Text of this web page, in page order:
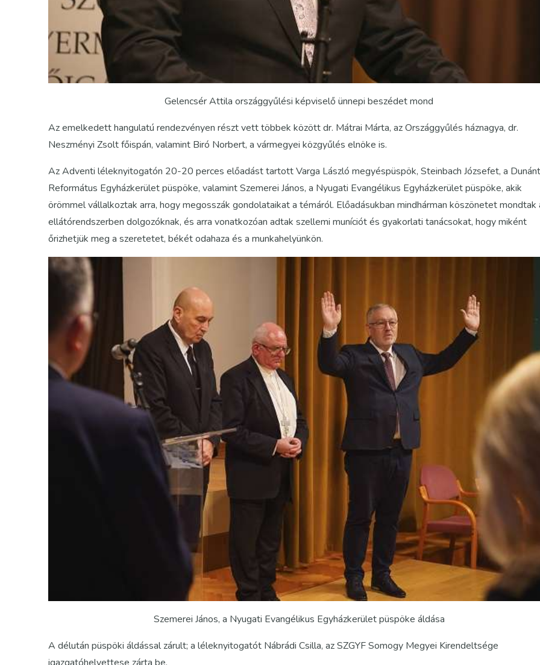
Gelencsér Attila országgyűlési képviselő ünnepi beszédet mond
Az emelkedett hangulatú rendezvényen részt vett többek között dr. Mátrai Márta, az Országgyűlés háznagya, dr.
Neszményi Zsolt főispán, valamint Biró Norbert, a vármegyei közgyűlés elnöke is.
Az Adventi léleknyitogatón 20-20 perces előadást tartott Varga László megyéspüspök, Steinbach Józsefet, a
Református Egyházkerület püspöke, valamint Szemerei János, a Nyugati Evangélikus Egyházkerület püspöke, akik
örömmel vállalkoztak arra, hogy megosszák gondolataikat a témáról. Előadásukban mindhárman köszönetet mondtak
ellátórendszerben dolgozóknak, és arra vonatkozóan adtak szellemi muníciót és gyakorlati tanácsokat, hogy miként
őrizhetjük meg a szeretetet, békét odahaza és a munkahelyünkön.
Szemerei János, a Nyugati Evangélikus Egyházkerület püspöke áldása
A délután püspöki áldással zárult; a léleknyitogatót Nábrádi Csilla, az SZGYF Somogy Megyei Kirendeltsége